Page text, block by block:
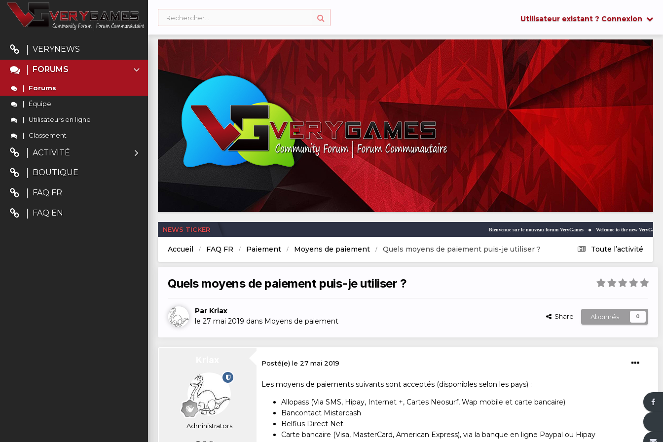
Utilisateur existant ? Connexion
VERYNEWS
FORUMS
Forums
Équipe
Utilisateurs en ligne
Classement
ACTIVITÉ
BOUTIQUE
FAQ FR
FAQ EN
NEWS TICKER Bienvenue sur le nouveau forum VeryGames Welcome to the new VeryGames forum
Toute l’activité
Accueil FAQ FR Paiement Moyens de paiement Quels moyens de paiement puis-je utiliser ?
Quels moyens de paiement puis-je utiliser ?
Par Kriax
le 27 mai 2019 dans Moyens de paiement
Share Abonnés 0
Administrators
Posté(e) le 27 mai 2019
Les moyens de paiements suivants sont acceptés (disponibles selon les pays) :
Allopass (Via SMS, Hipay, Internet +, Cartes Neosurf, Wap mobile et carte bancaire)
Bancontact Mistercash
Belfius Direct Net
Carte bancaire (Visa, MasterCard, American Express), via la banque en ligne Paypal ou Hipay